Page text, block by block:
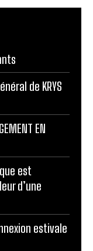
de KRYS
EN
est
d’une
estivale